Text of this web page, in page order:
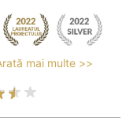
mai multe >>